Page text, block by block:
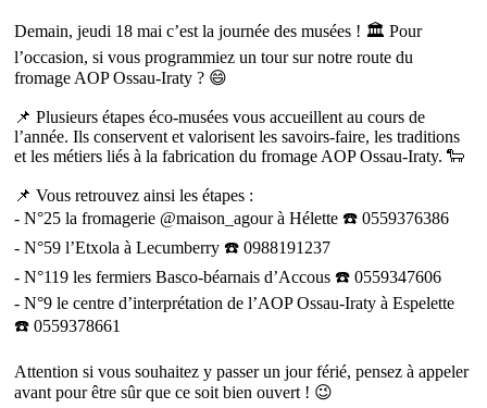
Demain, jeudi 18 mai c’est la journée des musées ! 🏛 Pour
l’occasion, si vous programmiez un tour sur notre route du
fromage AOP Ossau-Iraty ? 😄
📌 Plusieurs étapes éco-musées vous accueillent au cours de
l’année. Ils conservent et valorisent les savoirs-faire, les traditions
et les métiers liés à la fabrication du fromage AOP Ossau-Iraty. 🐑
📌 Vous retrouvez ainsi les étapes :
- N°25 la fromagerie @maison_agour à Hélette ☎️ 0559376386
- N°59 l’Etxola à Lecumberry ☎️ 0988191237
- N°119 les fermiers Basco-béarnais d’Accous ☎️ 0559347606
- N°9 le centre d’interprétation de l’AOP Ossau-Iraty à Espelette
☎️ 0559378661
Attention si vous souhaitez y passer un jour férié, pensez à appeler
avant pour être sûr que ce soit bien ouvert ! 😉